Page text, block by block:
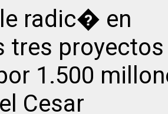
radic� en
tres proyectos
1.500
Cesar